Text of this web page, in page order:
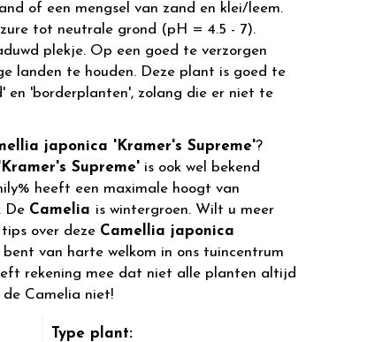
of een mengsel van zand en klei/leem.
tot neutrale grond (pH = 4.5 - 7).
plekje. Op een goed te verzorgen
landen te houden. Deze plant is goed te
en 'borderplanten', zolang die er niet te
japonica 'Kramer's Supreme'?
Supreme' is ook wel bekend
heeft een maximale hoogt van
De Camelia is wintergroen. Wilt u meer
over deze Camellia japonica
bent van harte welkom in ons tuincentrum
rekening mee dat niet alle planten altijd
de Camelia niet!
Type plant: